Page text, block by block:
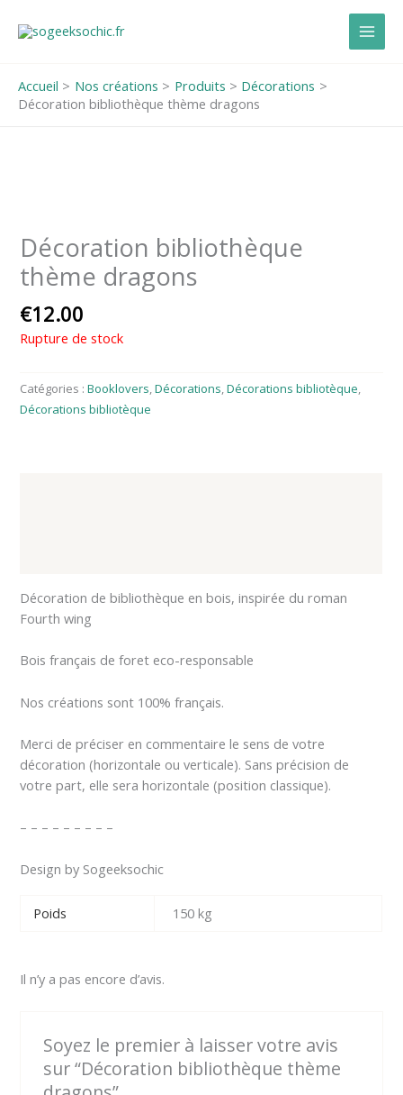
Accueil
Nos créations Produits
Décorations
Décoration bibliothèque thème dragons
Décoration bibliothèque
thème dragons
€12.00
Rupture de stock
Catégories :Booklovers,Décorations,Décorations bibliotèque,
Décorations bibliotèque
Décoration de bibliothèque en bois, inspirée du roman
Fourth wing
Bois français de foret eco-responsable
Nos créations sont 100% français.
Merci de préciser en commentaire le sens de votre
décoration (horizontale ou verticale). Sans précision de
votre part, elle sera horizontale (position classique).
– – – – – – – – –
Design by Sogeeksochic
Poids 150 kg
Il n’y a pas encore d’avis.
Soyez le premier à laisser votre avis
sur “Décoration bibliothèque thème